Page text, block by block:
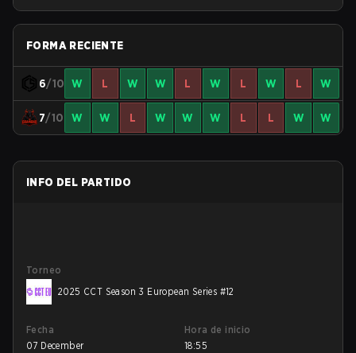
FORMA RECIENTE
6/10 W L W W L W L W L W
7/10 W W L W W W L L W W
INFO DEL PARTIDO
Torneo
2025 CCT Season 3 European Series #12
Fecha
07 December
Hora de inicio
18:55